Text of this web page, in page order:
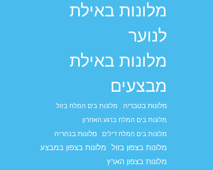
מלונות באילת
לנוער
מלונות באילת
מבצעים
מלונות בטבריה
מלונות בים המלח בזול
מלונות בים המלח ברגע האחרון
מלונות בים המלח דילים
מלונות בנהריה
מלונות בצפון בזול
מלונות בצפון במבצע
מלונות בצפון הארץ